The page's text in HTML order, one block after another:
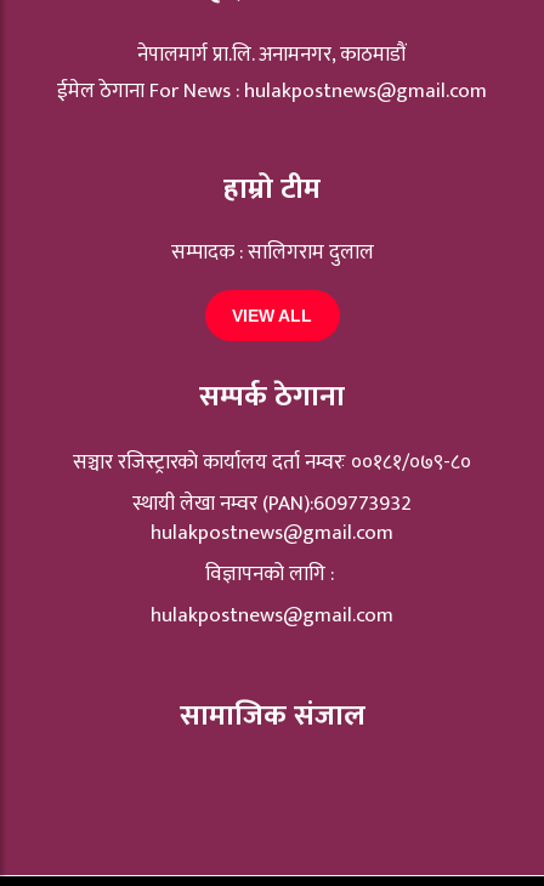
नेपालमार्ग प्रा.लि. अनामनगर, काठमाडौं
ईमेल ठेगाना For News :hulakpostnews@gmail.com
हाम्रो टीम
सम्पादक : सालिगराम दुलाल
VIEW ALL
सम्पर्क ठेगाना
सञ्चार रजिस्ट्रारकाे कार्यालय दर्ता नम्वरः ००१८१/०७९-८०
स्थायी लेखा नम्वर (PAN):609773932
hulakpostnews@gmail.com
विज्ञापनको लागि :
hulakpostnews@gmail.com
सामाजिक संजाल